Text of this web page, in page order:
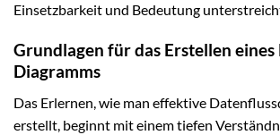
Einsetzbarkeit und Bedeutung
Grundlagen für das Erstellen
Diagramms
Das Erlernen, wie man effektive
erstellt, beginnt mit einem tiefen